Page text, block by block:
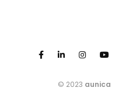
© 2023 aunica